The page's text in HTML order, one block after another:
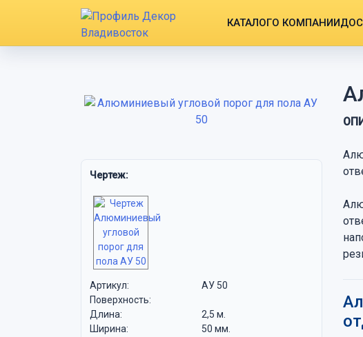
КАТАЛОГО КОМПАНИИ
Чертеж:
Артикул:
АУ 50
Поверхность:
Длина:
2,5 м.
Ширина:
50 мм.